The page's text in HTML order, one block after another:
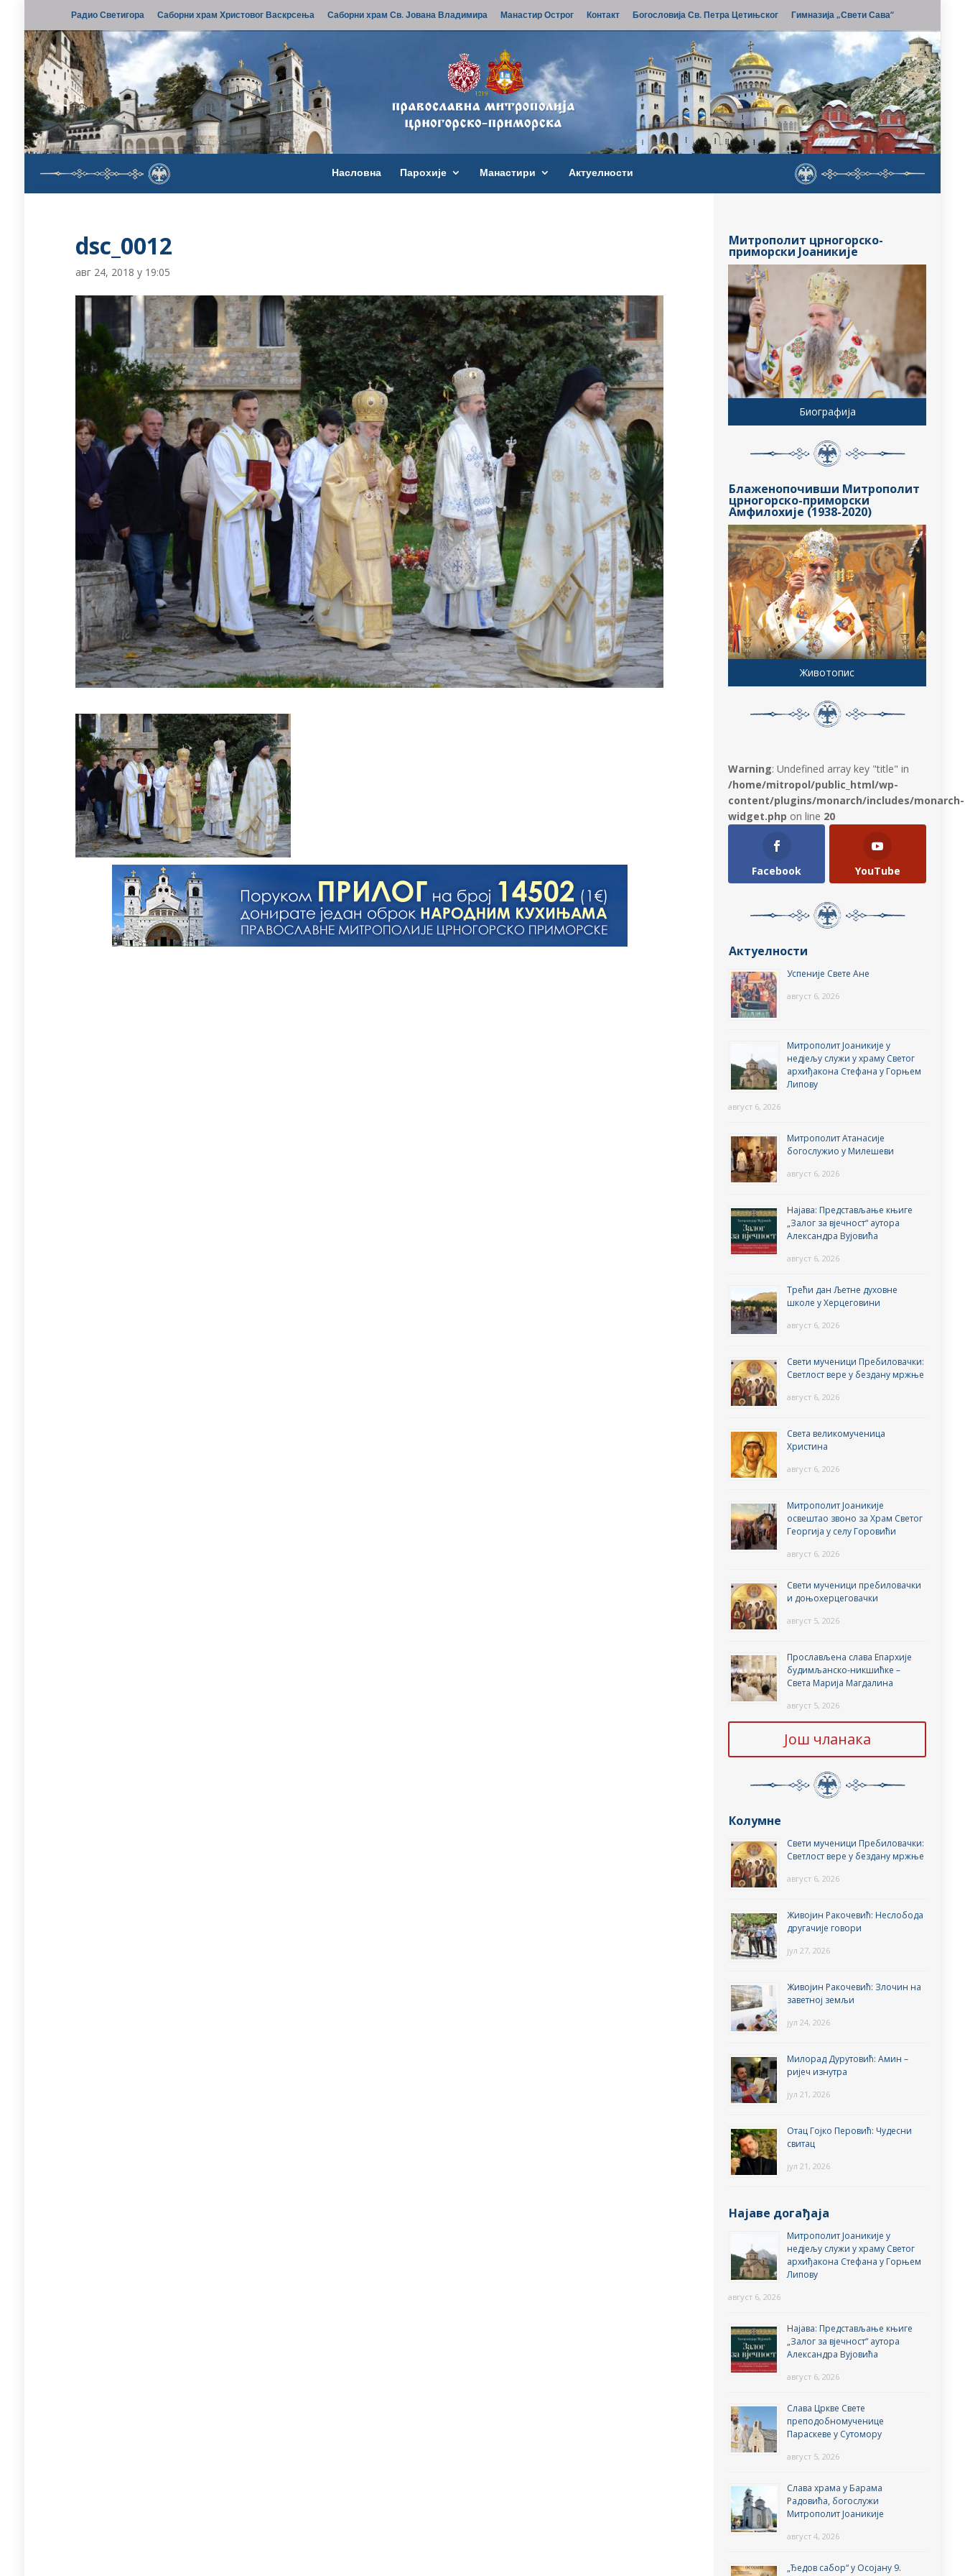
Радио Светигора Саборни храм Христовог Васкрсења Саборни храм Св. Јована Владимира Манастир Острог Контакт Богословија Св. Петра Цетињског Гимназија „Свети Сава“
Насловна Парохије Манастири Актуелности
dsc_0012
авг 24, 2018 у 19:05
Митрополит црногорско-
приморски Јоаникије
Биографија
Блаженопочивши Митрополит
црногорско-приморски
Амфилохије (1938-2020)
Животопис
Warning: Undefined array key "title" in
/home/mitropol/public_html/wp-
content/plugins/monarch/includes/monarch-
widget.php on line 20
Facebook YouTube
Актуелности
Успеније Свете Ане
август 6, 2026
Митрополит Јоаникије у
недјељу служи у храму Светог
архиђакона Стефана у Горњем
Липову
август 6, 2026
Митрополит Атанасије
богослужио у Милешеви
август 6, 2026
Најава: Представљање књиге
„Залог за вјечност“ аутора
Александра Вујовића
август 6, 2026
Трећи дан Љетне духовне
школе у Херцеговини
август 6, 2026
Свети мученици Пребиловачки:
Светлост вере у бездану мржње
август 6, 2026
Света великомученица
Христина
август 6, 2026
Митрополит Јоаникије
освештао звоно за Храм Светог
Георгија у селу Горовићи
август 6, 2026
Свети мученици пребиловачки
и доњохерцеговачки
август 5, 2026
Прослављена слава Епархије
будимљанско-никшићке –
Света Марија Магдалина
август 5, 2026
Још чланака
Колумне
Свети мученици Пребиловачки:
Светлост вере у бездану мржње
август 6, 2026
Живојин Ракочевић: Неслобода
другачије говори
јул 27, 2026
Живојин Ракочевић: Злочин на
заветној земљи
јул 24, 2026
Милорад Дурутовић: Амин –
ријеч изнутра
јул 21, 2026
Отац Гојко Перовић: Чудесни
свитац
јул 21, 2026
Најаве догађаја
Митрополит Јоаникије у
недјељу служи у храму Светог
архиђакона Стефана у Горњем
Липову
август 6, 2026
Најава: Представљање књиге
„Залог за вјечност“ аутора
Александра Вујовића
август 6, 2026
Слава Цркве Свете
преподобномученице
Параскеве у Сутомору
август 5, 2026
Слава храма у Барама
Радовића, богослужи
Митрополит Јоаникије
август 4, 2026
„Ђедов сабор“ у Осојану 9.